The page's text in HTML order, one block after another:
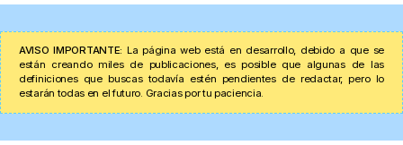
AVISO IMPORTANTE: La página web está en desarrollo, debido a que se
están creando miles de publicaciones, es posible que algunas de las
definiciones que buscas todavía estén pendientes de redactar, pero lo
estarán todas en el futuro. Gracias por tu paciencia.